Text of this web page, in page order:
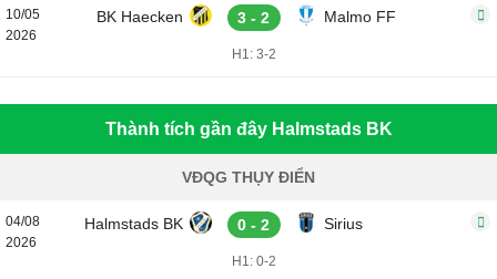
10/05
2026
BK Haecken 3 - 2 Malmo FF
H1: 3-2
Thành tích gần đây Halmstads BK
VĐQG THỤY ĐIỂN
04/08
2026
Halmstads BK 0 - 2 Sirius
H1: 0-2